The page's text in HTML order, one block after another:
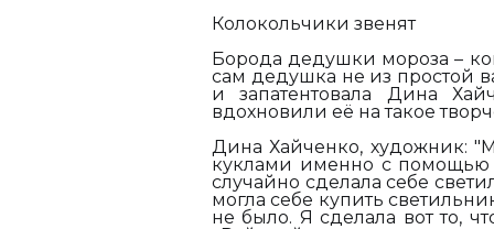
Колокольчики звенят
Борода дедушки мороза –
сам дедушка не из простой
и запатентовала Дина
вдохновили её на такое
Дина Хайченко, художник: "
куклами именно с помощью
случайно сделала себе
могла себе купить
не было. Я сделала вот то,